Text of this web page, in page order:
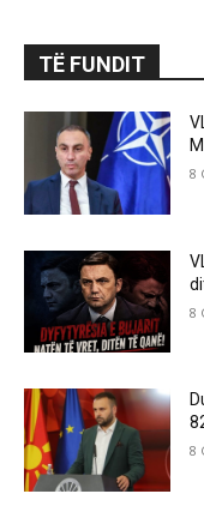
TË FUNDIT
8
8
8